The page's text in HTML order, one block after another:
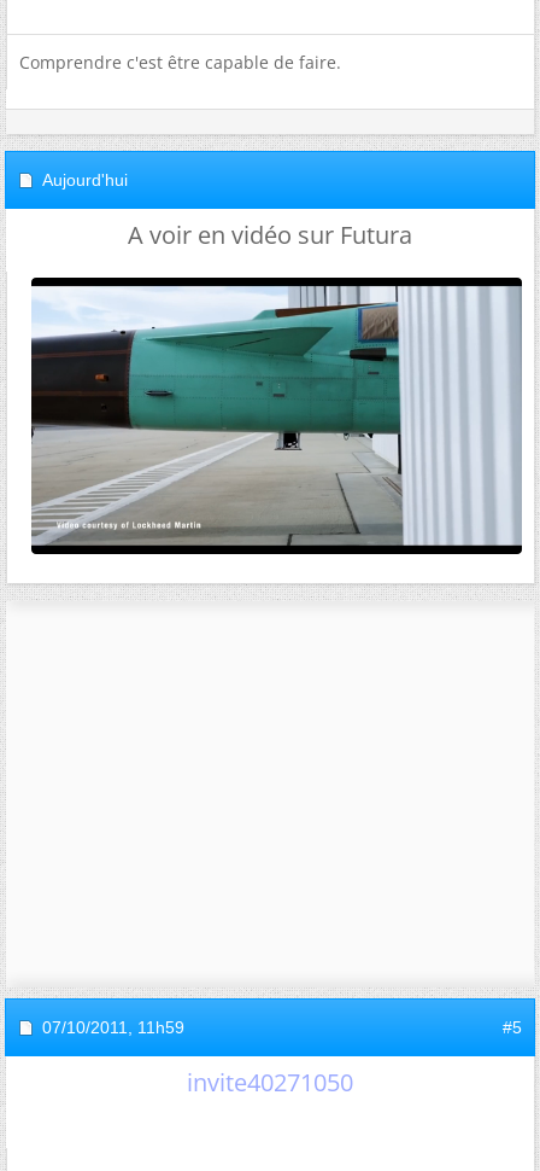
Comprendre c'est être capable de faire.
Aujourd'hui
A voir en vidéo sur Futura
07/10/2011, 11h59 #5
invite40271050